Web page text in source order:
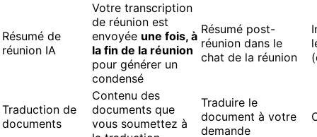
Résumé de
réunion IA
Votre transcription
de réunion est
envoyée une fois, à
la fin de la réunion
pour générer un
condensé
Résumé post-
réunion dans le
chat de la réunion
Traduction de
documents
Contenu des
documents que
vous soumettez à
Traduire le
document à votre
demande